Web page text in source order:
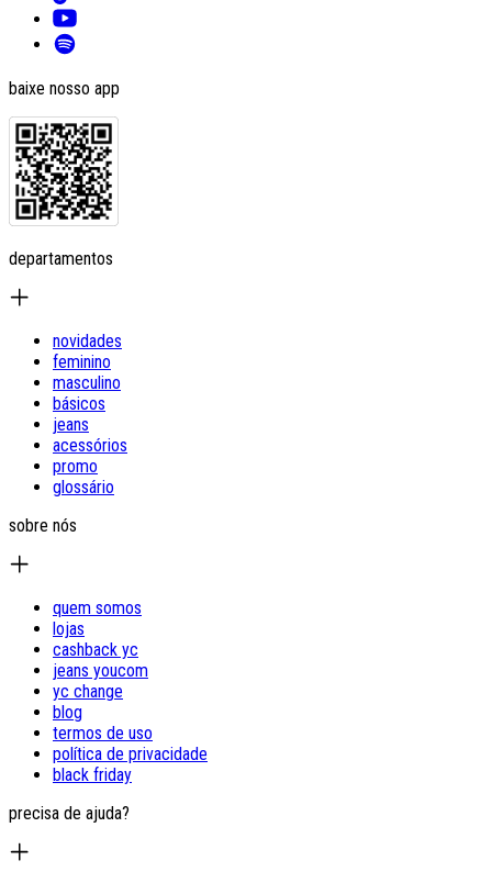
baixe nosso app
departamentos
novidades
feminino
masculino
básicos
jeans
acessórios
promo
glossário
sobre nós
quem somos
lojas
cashback yc
jeans youcom
yc change
blog
termos de uso
política de privacidade
black friday
precisa de ajuda?